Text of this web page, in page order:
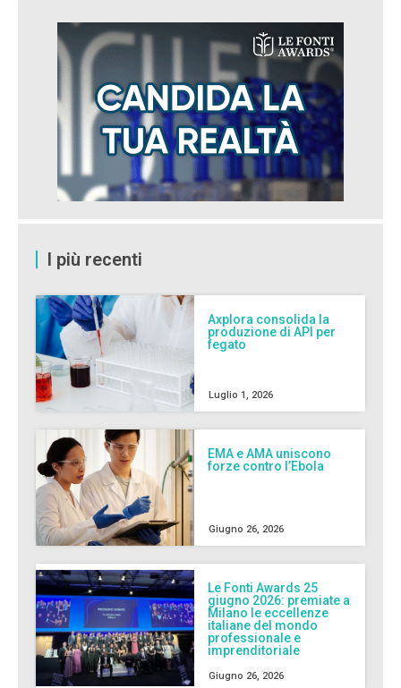
I più recenti
Axplora consolida la
produzione di API per
fegato
Luglio 1, 2026
EMA e AMA uniscono
forze contro l’Ebola
Giugno 26, 2026
Le Fonti Awards 25
giugno 2026: premiate a
Milano le eccellenze
italiane del mondo
professionale e
imprenditoriale
Giugno 26, 2026